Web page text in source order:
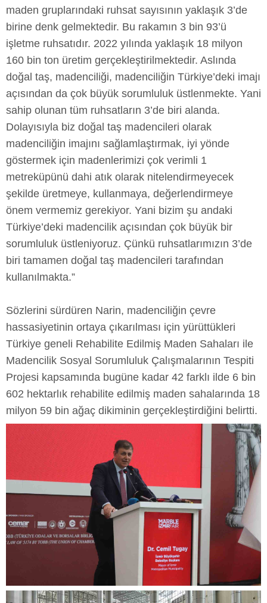
maden gruplarındaki ruhsat sayısının yaklaşık 3’de
birine denk gelmektedir. Bu rakamın 3 bin 93’ü
işletme ruhsatıdır. 2022 yılında yaklaşık 18 milyon
160 bin ton üretim gerçekleştirilmektedir. Aslında
doğal taş, madenciliği, madenciliğin Türkiye’deki imajı
açısından da çok büyük sorumluluk üstlenmekte. Yani
sahip olunan tüm ruhsatların 3’de biri alanda.
Dolayısıyla biz doğal taş madencileri olarak
madenciliğin imajını sağlamlaştırmak, iyi yönde
göstermek için madenlerimizi çok verimli 1
metreküpünü dahi atık olarak nitelendirmeyecek
şekilde üretmeye, kullanmaya, değerlendirmeye
önem vermemiz gerekiyor. Yani bizim şu andaki
Türkiye’deki madencilik açısından çok büyük bir
sorumluluk üstleniyoruz. Çünkü ruhsatlarımızın 3’de
biri tamamen doğal taş madencileri tarafından
kullanılmakta.”
Sözlerini sürdüren Narin, madenciliğin çevre
hassasiyetinin ortaya çıkarılması için yürüttükleri
Türkiye geneli Rehabilite Edilmiş Maden Sahaları ile
Madencilik Sosyal Sorumluluk Çalışmalarının Tespiti
Projesi kapsamında bugüne kadar 42 farklı ilde 6 bin
602 hektarlık rehabilite edilmiş maden sahalarında 18
milyon 59 bin ağaç dikiminin gerçekleştirdiğini belirtti.